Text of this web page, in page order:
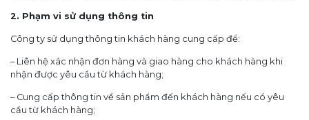
2. Phạm vi sử dụng thông tin
Công ty sử dụng thông tin khách hàng cung cấp để:
– Liên hệ xác nhận đơn hàng và giao hàng cho khách hàng khi
nhận được yêu cầu từ khách hàng;
– Cung cấp thông tin về sản phẩm đến khách hàng nếu có yêu
cầu từ khách hàng;